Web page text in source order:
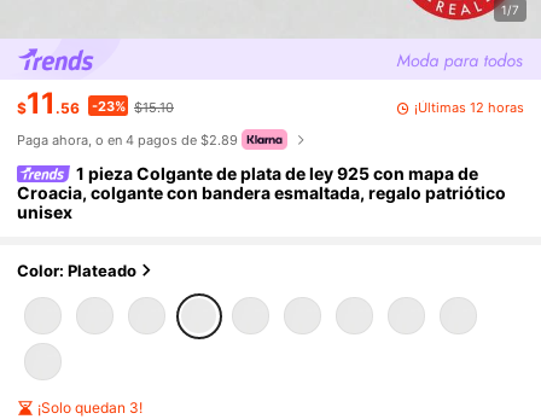
1/7
$11 .56 -23% $15.10
¡Últimas 12 horas
Paga ahora, o en 4 pagos de $2.89
1 pieza Colgante de plata de ley 925 con mapa de
Croacia, colgante con bandera esmaltada, regalo patriótico
unisex
Color: Plateado
¡Solo quedan 3!